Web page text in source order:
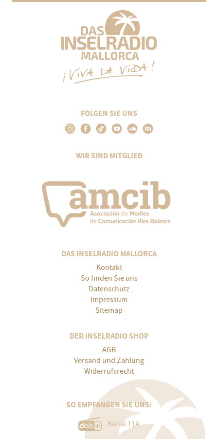
FOLGEN SIE UNS
WIR SIND MITGLIED
DAS INSELRADIO MALLORCA
Kontakt
So finden Sie uns
Datenschutz
Impressum
Sitemap
DER INSELRADIO SHOP
AGB
Versand und Zahlung
Widerrufsrecht
SO EMPFANGEN SIE UNS:
Kanal 11A